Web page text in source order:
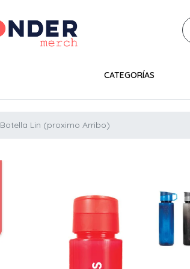
CATEGORÍAS
Botella Lin (proximo Arribo)